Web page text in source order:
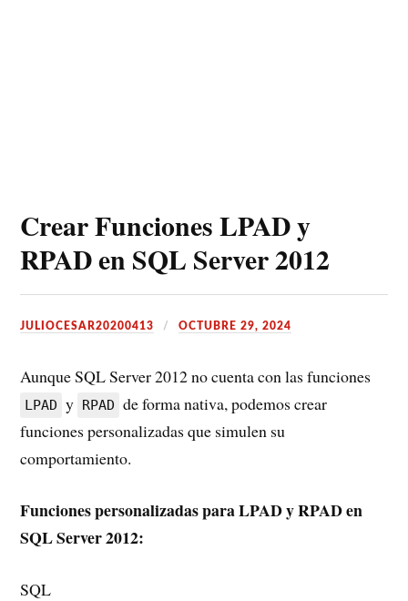
Crear Funciones LPAD y
RPAD en SQL Server 2012
JULIOCESAR20200413 OCTUBRE 29, 2024
Aunque SQL Server 2012 no cuenta con las funciones
LPAD y RPAD de forma nativa, podemos crear
funciones personalizadas que simulen su
comportamiento.
Funciones personalizadas para LPAD y RPAD en
SQL Server 2012:
SQL